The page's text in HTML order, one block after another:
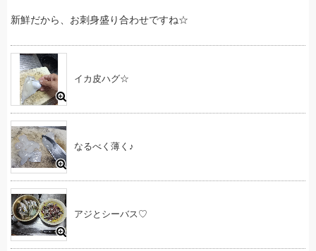
新鮮だから、お刺身盛り合わせですね☆
イカ皮ハグ☆
なるべく薄く♪
アジとシーバス♡